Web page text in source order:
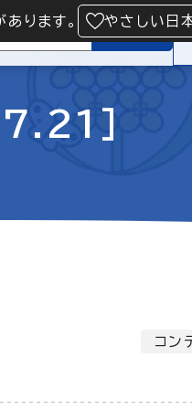
ります。 やさしい日
検索
コン